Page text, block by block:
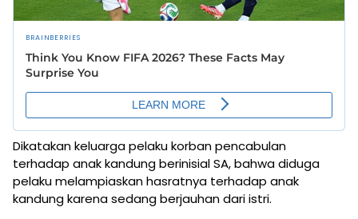
Dikatakan keluarga pelaku korban pencabulan
terhadap anak kandung berinisial SA, bahwa diduga
pelaku melampiaskan hasratnya terhadap anak
kandung karena sedang berjauhan dari istri.